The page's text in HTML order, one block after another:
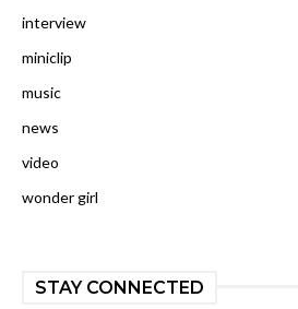
interview
miniclip
music
news
video
wonder girl
STAY CONNECTED